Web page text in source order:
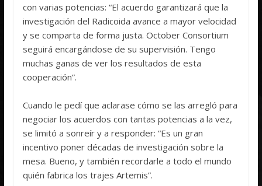
con varias potencias: “El acuerdo garantizará que la
investigación del Radicoida avance a mayor velocidad
y se comparta de forma justa. October Consortium
seguirá encargándose de su supervisión. Tengo
muchas ganas de ver los resultados de esta
cooperación”.
Cuando le pedí que aclarase cómo se las arregló para
negociar los acuerdos con tantas potencias a la vez,
se limitó a sonreír y a responder: “Es un gran
incentivo poner décadas de investigación sobre la
mesa. Bueno, y también recordarle a todo el mundo
quién fabrica los trajes Artemis”.